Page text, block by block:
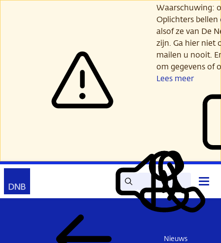
Waarschuwing:
Oplichters
alsof ze van De
zijn. Ga hier niet
mailen u nooit.
om gegevens of
Lees meer
Zoek Lees
voor
Mijn
DNB
Contact
Nieuws